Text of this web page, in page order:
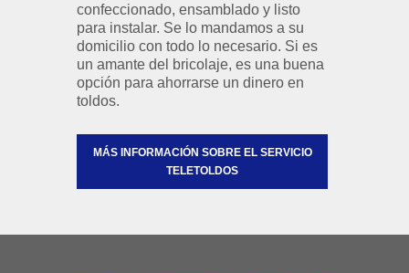
confeccionado, ensamblado y listo
para instalar. Se lo mandamos a su
domicilio con todo lo necesario. Si es
un amante del bricolaje, es una buena
opción para ahorrarse un dinero en
toldos.
MÁS INFORMACIÓN SOBRE EL SERVICIO
TELETOLDOS